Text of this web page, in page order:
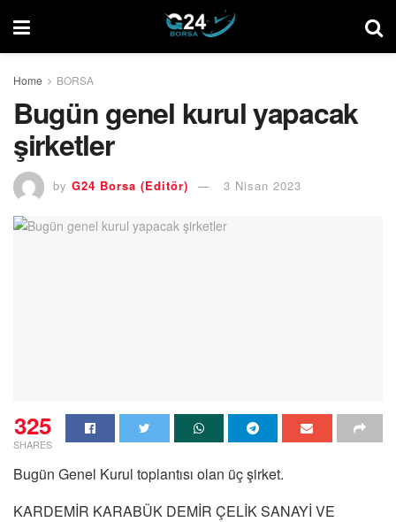
Home BORSA
Bugün genel kurul yapacak
şirketler
by G24 Borsa (Editör) 3 Nisan 2023
325
SHARES
Bugün Genel Kurul toplantısı olan üç şirket.
KARDEMİR KARABÜK DEMİR ÇELİK SANAYİ VE